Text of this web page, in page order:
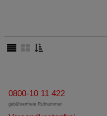
0800-10 11 422
gebührenfreie Rufnummer